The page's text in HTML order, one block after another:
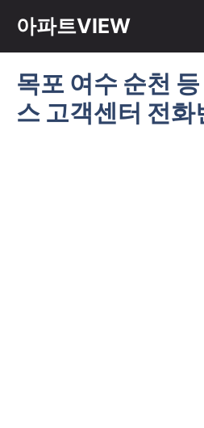
아파트VIEW
목포 여수 순천
스 고객센터 전화